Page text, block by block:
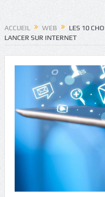
ACCUEIL WEB
LES 10
LANCER SUR INTERNET